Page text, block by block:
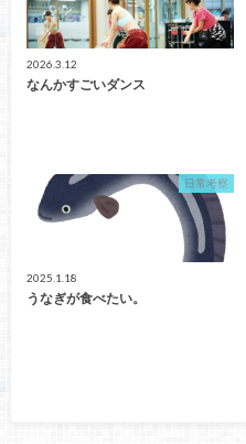
2026.3.12
なんかすごいダンス
日常考察
2025.1.18
うなぎが食べたい。